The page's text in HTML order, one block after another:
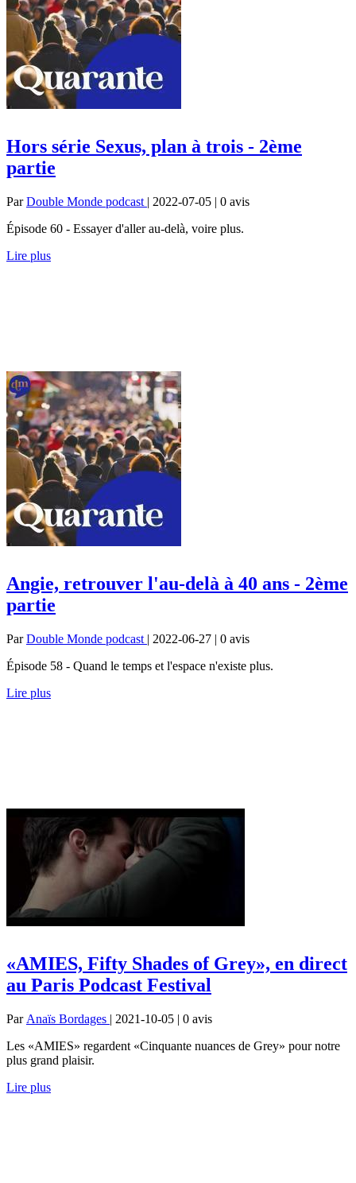
Hors série Sexus, plan à trois - 2ème
partie
ParDouble Monde podcast | 2022-07-05 | 0 avis
Épisode 60 - Essayer d'aller au-delà, voire plus.
Lire plus
Angie, retrouver l'au-delà à 40 ans - 2ème
partie
ParDouble Monde podcast | 2022-06-27 | 0 avis
Épisode 58 - Quand le temps et l'espace n'existe plus.
Lire plus
«AMIES, Fifty Shades of Grey», en direct
au Paris Podcast Festival
Par Anaïs Bordages | 2021-10-05 | 0 avis
Les «AMIES» regardent «Cinquante nuances de Grey» pour notre
plus grand plaisir.
Lire plus